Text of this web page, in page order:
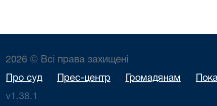
2026 © Всі права захищені
Про суд Прес-центр Громадянам
v1.38.1